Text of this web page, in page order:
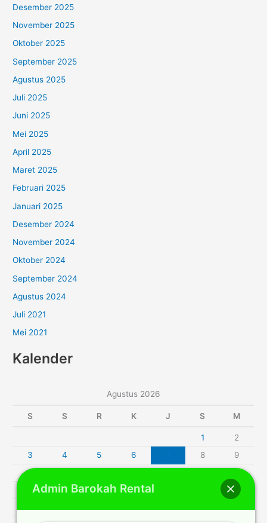
Desember 2025
November 2025
Oktober 2025
September 2025
Agustus 2025
Juli 2025
Juni 2025
Mei 2025
April 2025
Maret 2025
Februari 2025
Januari 2025
Desember 2024
November 2024
Oktober 2024
September 2024
Agustus 2024
Juli 2021
Mei 2021
Kalender
Agustus 2026
S S R K J S M
1
2
3
4 5 6 8
9
10
17
18 19 20
23
Admin Barokah Rental